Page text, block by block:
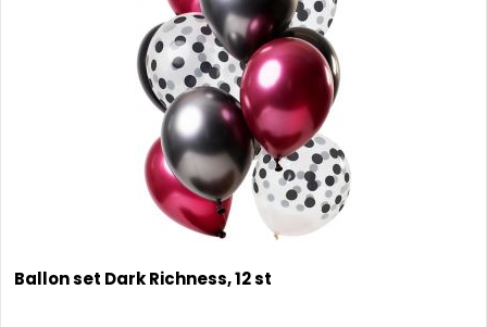
Ballon set Dark Richness, 12 st